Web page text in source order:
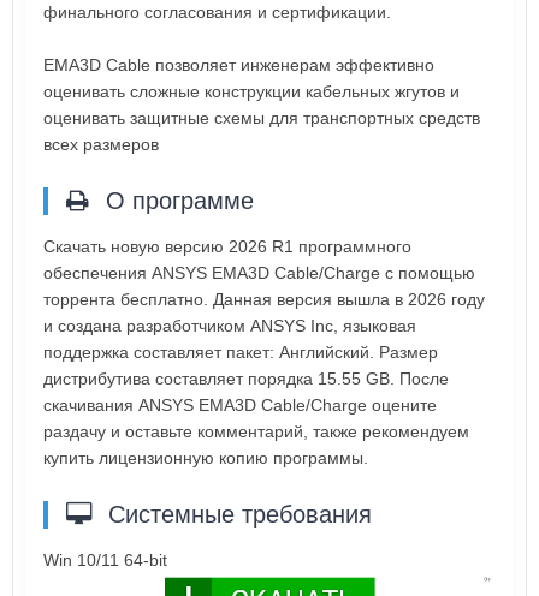
финального согласования и сертификации.
EMA3D Cable позволяет инженерам эффективно
оценивать сложные конструкции кабельных жгутов и
оценивать защитные схемы для транспортных средств
всех размеров
О программе
Скачать новую версию 2026 R1 программного
обеспечения ANSYS EMA3D Cable/Charge с помощью
торрента бесплатно. Данная версия вышла в 2026 году
и создана разработчиком ANSYS Inc, языковая
поддержка составляет пакет: Английский. Размер
дистрибутива составляет порядка 15.55 GB. После
скачивания ANSYS EMA3D Cable/Charge оцените
раздачу и оставьте комментарий, также рекомендуем
купить лицензионную копию программы.
Системные требования
Win 10/11 64-bit